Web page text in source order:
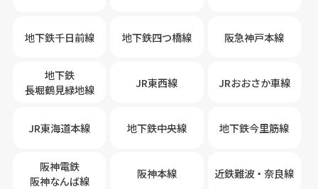
地下鉄千日前線 地下鉄四つ橋線 阪急神戸本線
地下鉄
長堀鶴見緑地線
JR東西線 JRおおさか車線
JR東海道本線 地下鉄中央線 地下鉄今里筋線
阪神電鉄
阪神なんば線
阪神本線 近鉄難波・奈良線